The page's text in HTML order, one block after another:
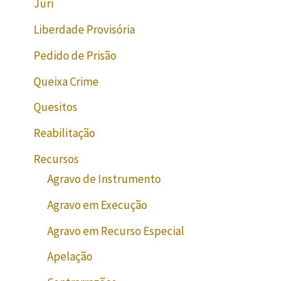
Júri
Liberdade Provisória
Pedido de Prisão
Queixa Crime
Quesitos
Reabilitação
Recursos
Agravo de Instrumento
Agravo em Execução
Agravo em Recurso Especial
Apelação